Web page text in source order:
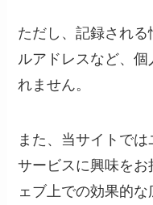
ただし、記録され
ルアドレスなど、個
れません。
また、当サイトで
サービスに興味を
ェブ上での効果的